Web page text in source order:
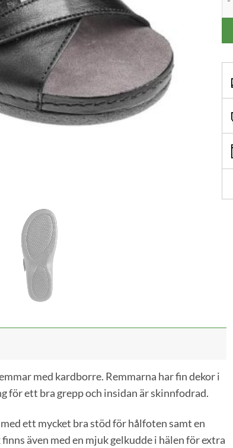
med kardborre. Remmarna har fin dekor i
för ett bra grepp och insidan är skinnfodrad.
ett mycket bra stöd för hålfoten samt en
även med en mjuk gelkudde i hälen för extra